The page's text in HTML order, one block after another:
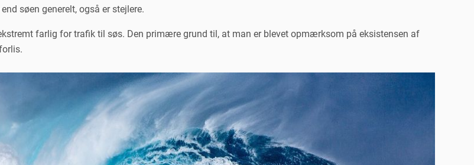
søen generelt, også er stejlere.
farlig for trafik til søs. Den primære grund til, at man er blevet opmærksom på eksistensen af